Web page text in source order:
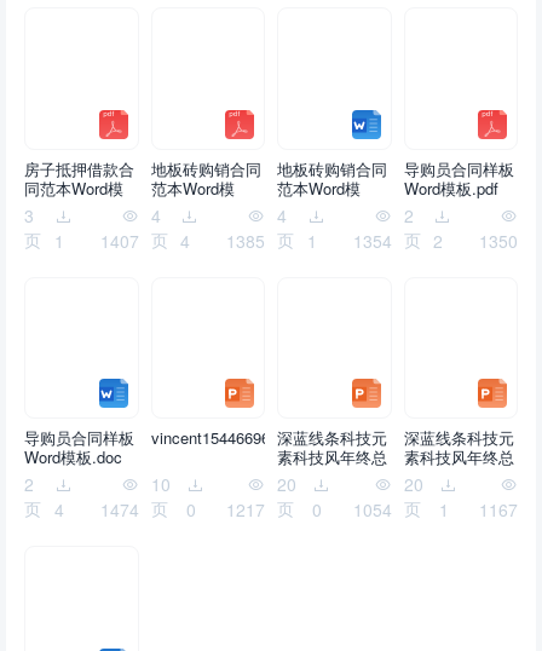
房子抵押借款合
同范本Word模
板.pdf
3
页
1 1407
地板砖购销合同
范本Word模
板.pdf
4
页 4 1385
地板砖购销合同
范本Word模
板.doc
4
页
1 1354
导购员合同样板
Word模板.pdf
2
页 2 1350
导购员合同样板
Word模板.doc
2
页 4 1474
vincent1544669629658869.ppt
10
页
0 1217
深蓝线条科技元
素科技风年终总
结ppt模板.pptx
20
页
0 1054
深蓝线条科技元
素科技风年终总
结ppt模板.pptx
20
页
1 1167